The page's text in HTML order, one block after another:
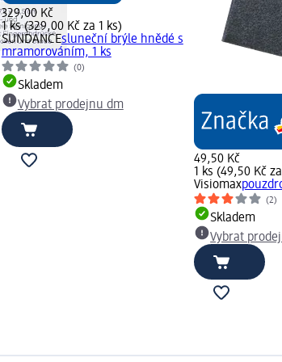
329,00 Kč
1 ks (329,00 Kč za 1 ks)
SUNDANCEsluneční brýle hnědé s
mramorováním, 1 ks
(0)
Skladem
Vybrat prodejnu dm
49,50 Kč
1 ks (49,50 Kč
Visiomax
(2)
Skladem
Vybrat